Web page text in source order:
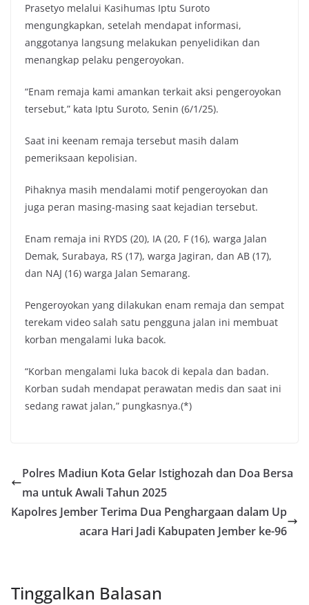
Prasetyo melalui Kasihumas Iptu Suroto
mengungkapkan, setelah mendapat informasi,
anggotanya langsung melakukan penyelidikan dan
menangkap pelaku pengeroyokan.
“Enam remaja kami amankan terkait aksi pengeroyokan
tersebut,” kata Iptu Suroto, Senin (6/1/25).
Saat ini keenam remaja tersebut masih dalam
pemeriksaan kepolisian.
Pihaknya masih mendalami motif pengeroyokan dan
juga peran masing-masing saat kejadian tersebut.
Enam remaja ini RYDS (20), IA (20, F (16), warga Jalan
Demak, Surabaya, RS (17), warga Jagiran, dan AB (17),
dan NAJ (16) warga Jalan Semarang.
Pengeroyokan yang dilakukan enam remaja dan sempat
terekam video salah satu pengguna jalan ini membuat
korban mengalami luka bacok.
“Korban mengalami luka bacok di kepala dan badan.
Korban sudah mendapat perawatan medis dan saat ini
sedang rawat jalan,” pungkasnya.(*)
Polres Madiun Kota Gelar Istighozah dan Doa Bersa
ma untuk Awali Tahun 2025
Kapolres Jember Terima Dua Penghargaan dalam Up
acara Hari Jadi Kabupaten Jember ke-96
Tinggalkan Balasan